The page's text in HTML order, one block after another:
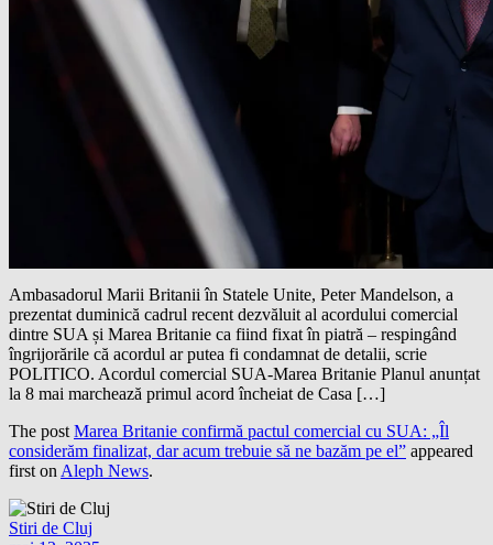
Ambasadorul Marii Britanii în Statele Unite, Peter Mandelson, a
prezentat duminică cadrul recent dezvăluit al acordului comercial
dintre SUA și Marea Britanie ca fiind fixat în piatră – respingând
îngrijorările că acordul ar putea fi condamnat de detalii, scrie
POLITICO. Acordul comercial SUA-Marea Britanie Planul anunțat
la 8 mai marchează primul acord încheiat de Casa […]
The post Marea Britanie confirmă pactul comercial cu SUA: „Îl
considerăm finalizat, dar acum trebuie să ne bazăm pe el” appeared
first on Aleph News.
Stiri de Cluj